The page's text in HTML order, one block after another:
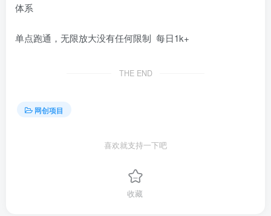
体系
单点跑通，无限放大没有任何限制 每日1k+
THE END
网创项目
喜欢就支持一下吧
收藏